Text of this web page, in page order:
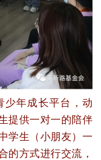
少年成长平台，动
提供一对一的陪伴
学生（小朋友）一
的方式进行交流，